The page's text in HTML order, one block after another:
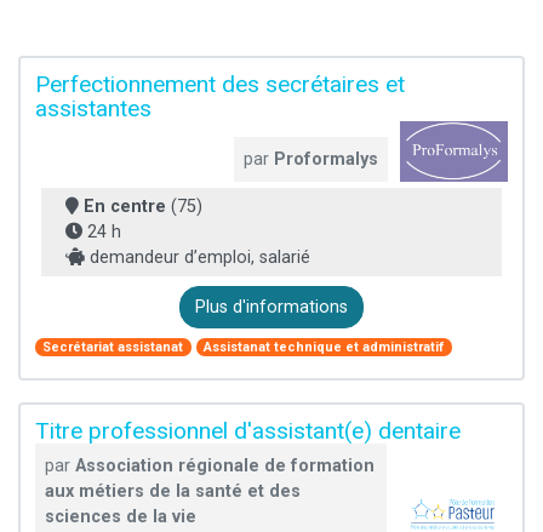
Perfectionnement des secrétaires et
assistantes
par Proformalys
En centre (75)
24 h
demandeur d’emploi, salarié
Plus d'informations
Secrétariat assistanat Assistanat technique et administratif
Titre professionnel d'assistant(e) dentaire
par Association régionale de formation
aux métiers de la santé et des
sciences de la vie